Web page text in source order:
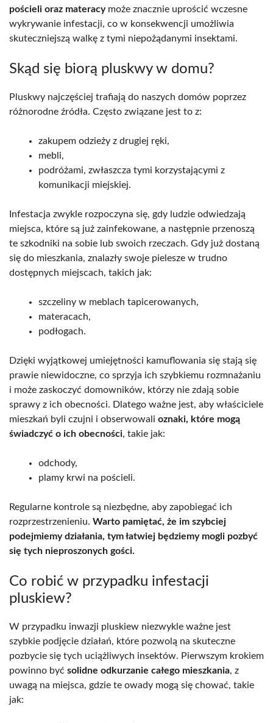
pościeli oraz materacymoże znacznie uprościć wczesne
wykrywanie infestacji, co w konsekwencji umożliwia
skuteczniejszą walkę z tymi niepożądanymi insektami.
Skąd się biorą pluskwy w domu?
Pluskwy najczęściej trafiają do naszych domów poprzez
różnorodne źródła. Często związane jest to z:
zakupem odzieży z drugiej ręki,
mebli,
podróżami, zwłaszcza tymi korzystającymi z
komunikacji miejskiej.
Infestacja zwykle rozpoczyna się, gdy ludzie odwiedzają
miejsca, które są już zainfekowane, a następnie przenoszą
te szkodniki na sobie lub swoich rzeczach. Gdy już dostaną
się do mieszkania, znalazły swoje pielesze w trudno
dostępnych miejscach, takich jak:
szczeliny w meblach tapicerowanych,
materacach,
podłogach.
Dzięki wyjątkowej umiejętności kamuflowania się stają się
prawie niewidoczne, co sprzyja ich szybkiemu rozmnażaniu
i może zaskoczyć domowników, którzy nie zdają sobie
sprawy z ich obecności. Dlatego ważne jest, aby właściciele
mieszkań byli czujni i obserwowali oznaki, które mogą
świadczyć o ich obecności, takie jak:
odchody,
plamy krwi na pościeli.
Regularne kontrole są niezbędne, aby zapobiegać ich
rozprzestrzenieniu. Warto pamiętać, że im szybciej
podejmiemy działania, tym łatwiej będziemy mogli pozbyć
się tych nieproszonych gości.
Co robić w przypadku infestacji
pluskiew?
W przypadku inwazji pluskiew niezwykle ważne jest
szybkie podjęcie działań, które pozwolą na skuteczne
pozbycie się tych uciążliwych insektów. Pierwszym krokiem
powinno być solidne odkurzanie całego mieszkania, z
uwagą na miejsca, gdzie te owady mogą się chować, takie
jak: